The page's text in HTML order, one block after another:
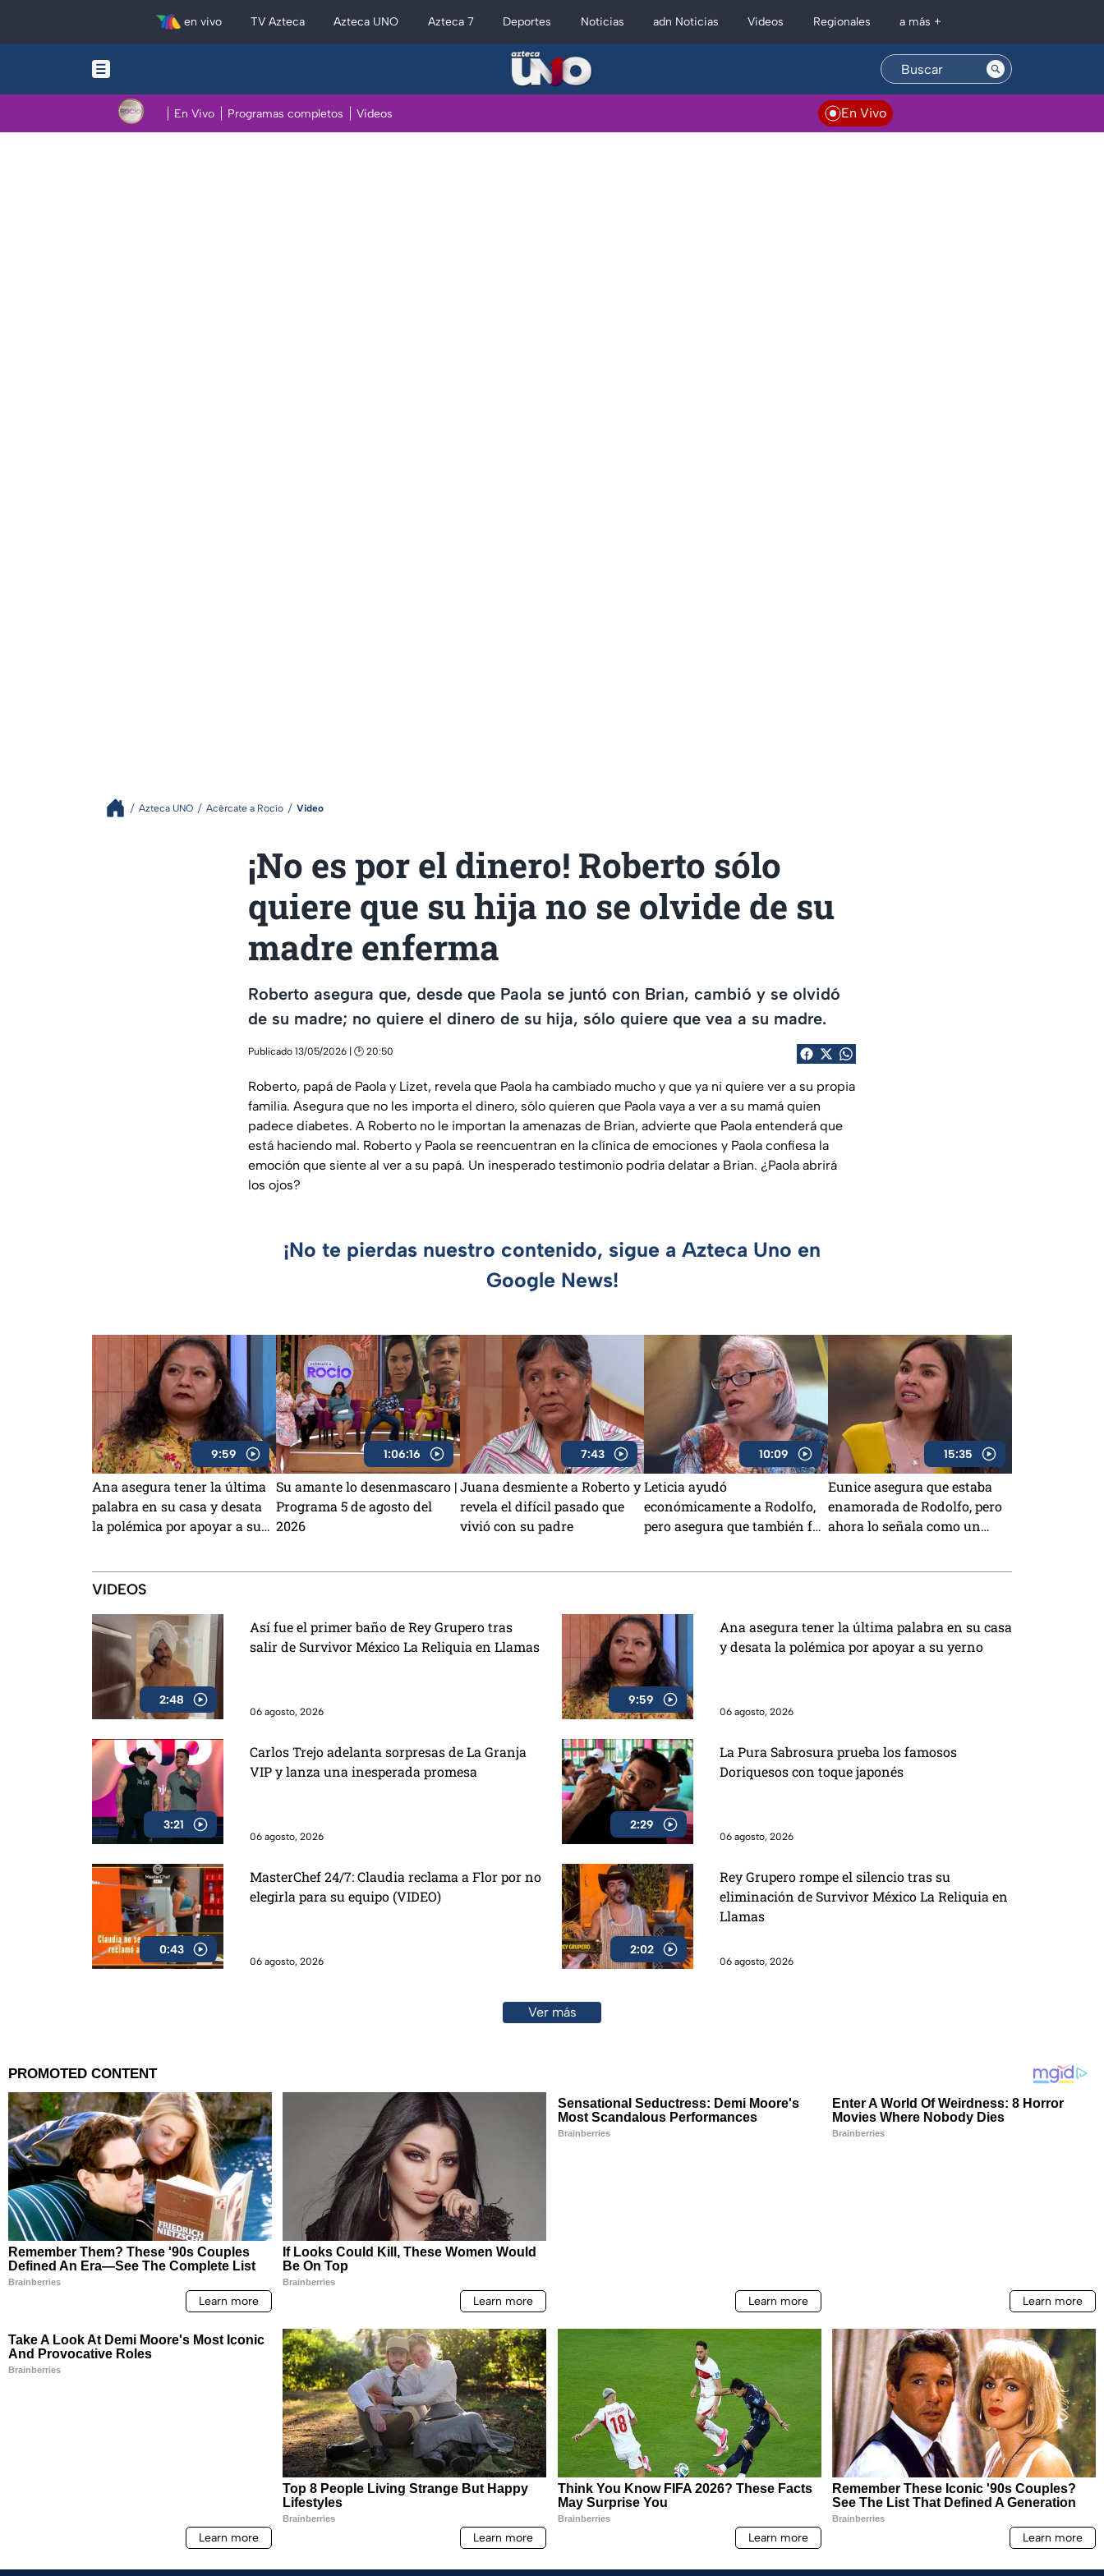
en vivo TV Azteca Azteca UNO Azteca 7 Deportes Noticias adn Noticias Videos Regionales a más +
En Vivo Programas completos Videos En Vivo
Azteca UNO Acércate a Rocío Video
¡No es por el dinero! Roberto sólo
quiere que su hija no se olvide de su
madre enferma
Roberto asegura que, desde que Paola se juntó con Brian, cambió y se olvidó
de su madre; no quiere el dinero de su hija, sólo quiere que vea a su madre.
Publicado 13/05/2026 | 🕑 20:50
Roberto, papá de Paola y Lizet, revela que Paola ha cambiado mucho y que ya ni quiere ver a su propia
familia. Asegura que no les importa el dinero, sólo quieren que Paola vaya a ver a su mamá quien
padece diabetes. A Roberto no le importan la amenazas de Brian, advierte que Paola entenderá que
está haciendo mal. Roberto y Paola se reencuentran en la clínica de emociones y Paola confiesa la
emoción que siente al ver a su papá. Un inesperado testimonio podría delatar a Brian. ¿Paola abrirá
los ojos?
¡No te pierdas nuestro contenido, sigue a Azteca Uno en
Google News!
9:59
Ana asegura tener la última
palabra en su casa y desata
la polémica por apoyar a su
1:06:16
Su amante lo desenmascaro |
Programa 5 de agosto del
2026
7:43
Juana desmiente a Roberto y
revela el difícil pasado que
vivió con su padre
10:09
Leticia ayudó
económicamente a Rodolfo,
pero asegura que también fue
15:35
Eunice asegura que estaba
enamorada de Rodolfo, pero
ahora lo señala como un
VIDEOS
2:48
Así fue el primer baño de Rey Grupero tras
salir de Survivor México La Reliquia en Llamas
06 agosto, 2026
9:59
Ana asegura tener la última palabra en su casa
y desata la polémica por apoyar a su yerno
06 agosto, 2026
3:21
Carlos Trejo adelanta sorpresas de La Granja
VIP y lanza una inesperada promesa
06 agosto, 2026
2:29
La Pura Sabrosura prueba los famosos
Doriquesos con toque japonés
06 agosto, 2026
0:43
MasterChef 24/7: Claudia reclama a Flor por no
elegirla para su equipo (VIDEO)
06 agosto, 2026
2:02
Rey Grupero rompe el silencio tras su
eliminación de Survivor México La Reliquia en
Llamas
06 agosto, 2026
Ver más